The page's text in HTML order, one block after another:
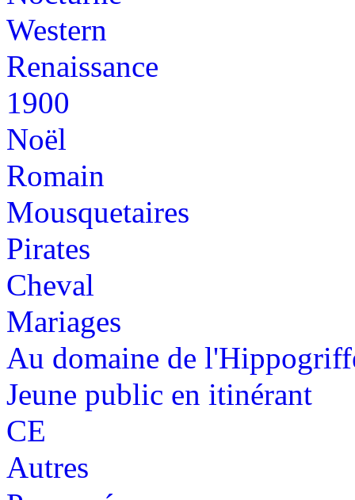
Western
Renaissance
1900
Noël
Romain
Mousquetaires
Pirates
Cheval
Mariages
Au domaine de
Jeune public en itinérant
CE
Autres